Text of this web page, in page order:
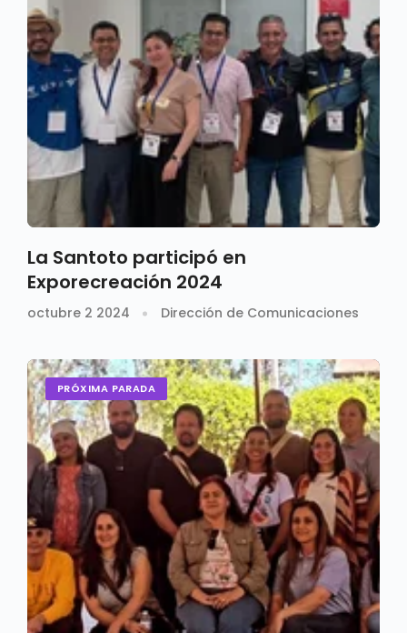
La Santoto participó en
Exporecreación 2024
octubre 2 2024 Dirección de Comunicaciones
PRÓXIMA PARADA